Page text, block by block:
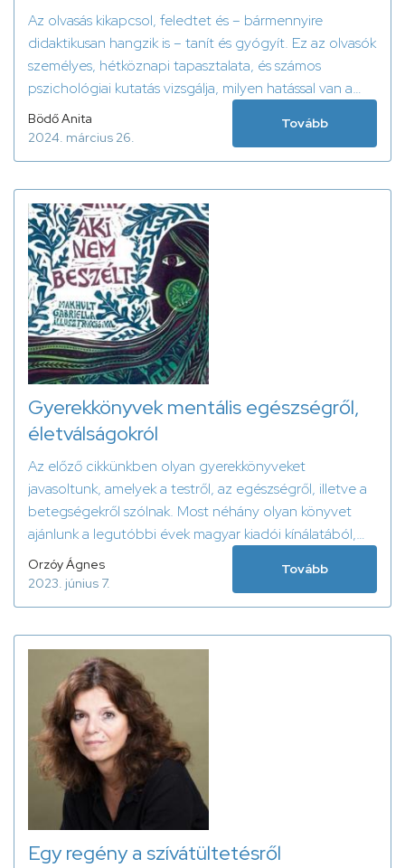
Az olvasás kikapcsol, feledtet és – bármennyire
didaktikusan hangzik is – tanít és gyógyít. Ez az olvasók
személyes, hétköznapi tapasztalata, és számos
pszichológiai kutatás vizsgálja, milyen hatással van a
szépirodalom a mentális egészségre.
Bödő Anita
2024. március 26.
Tovább
Gyerekkönyvek mentális egészségről,
életválságokról
Az előző cikkünkben olyan gyerekkönyveket
javasoltunk, amelyek a testről, az egészségről, illetve a
betegségekről szólnak. Most néhány olyan könyvet
ajánlunk a legutóbbi évek magyar kiadói kínálatából,
amelyek a gyerekek pszichés fejlődését segítik, illetve
amelyek életválságok – pl. a szülők válása vagy egy
nevelőiknek.
Orzóy Ágnes
2023. június 7.
Tovább
Egy regény a szívátültetésről